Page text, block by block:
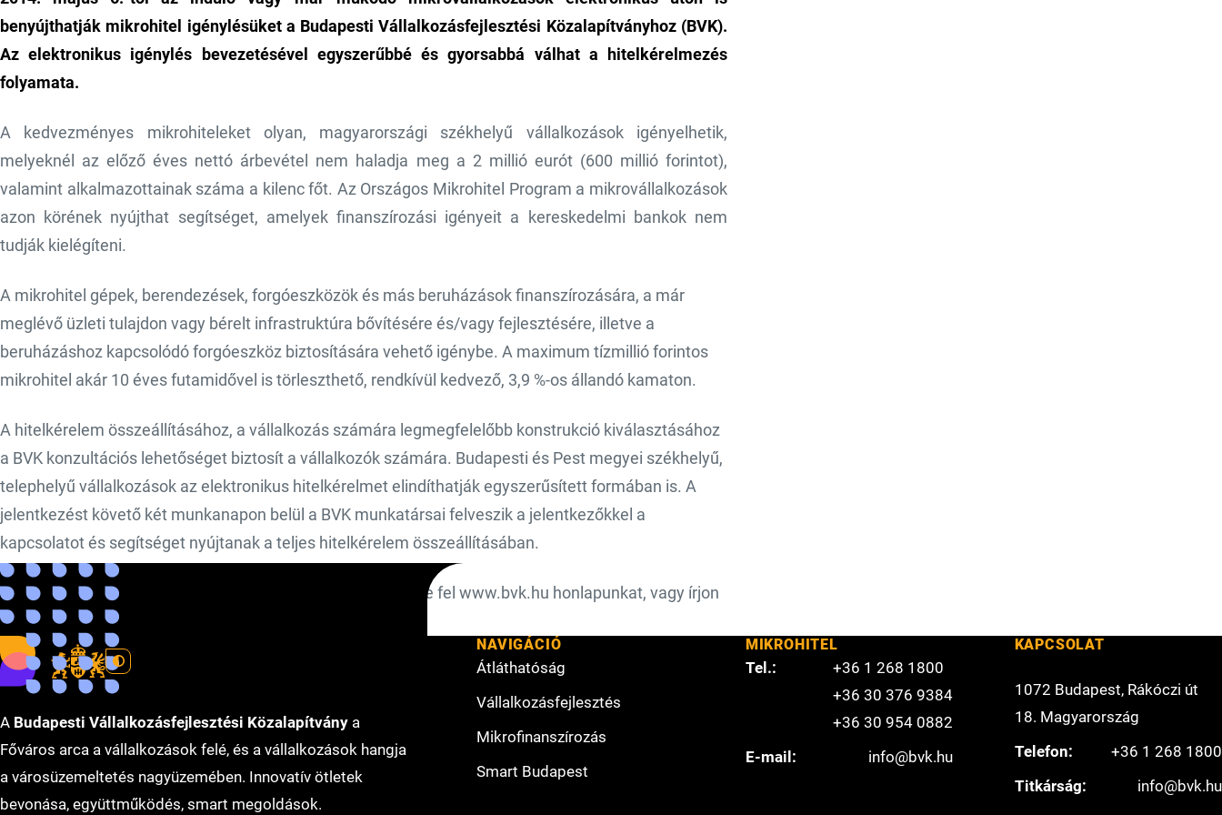
benyújthatják mikrohitel igénylésüket a Budapesti Vállalkozásfejlesztési Közalapítványhoz (BVK).
Az elektronikus igénylés bevezetésével egyszerűbbé és gyorsabbá válhat a hitelkérelmezés
folyamata.
A kedvezményes mikrohiteleket olyan, magyarországi székhelyű vállalkozások igényelhetik,
melyeknél az előző éves nettó árbevétel nem haladja meg a 2 millió eurót (600 millió forintot),
valamint alkalmazottainak száma a kilenc főt. Az Országos Mikrohitel Program a mikrovállalkozások
azon körének nyújthat segítséget, amelyek finanszírozási igényeit a kereskedelmi bankok nem
tudják kielégíteni.
A mikrohitel gépek, berendezések, forgóeszközök és más beruházások finanszírozására, a már
meglévő üzleti tulajdon vagy bérelt infrastruktúra bővítésére és/vagy fejlesztésére, illetve a
beruházáshoz kapcsolódó forgóeszköz biztosítására vehető igénybe. A maximum tízmillió forintos
mikrohitel akár 10 éves futamidővel is törleszthető, rendkívül kedvező, 3,9 %-os állandó kamaton.
A hitelkérelem összeállításához, a vállalkozás számára legmegfelelőbb konstrukció kiválasztásához
a BVK konzultációs lehetőséget biztosít a vállalkozók számára. Budapesti és Pest megyei székhelyű,
telephelyű vállalkozások az elektronikus hitelkérelmet elindíthatják egyszerűsített formában is. A
jelentkezést követő két munkanapon belül a BVK munkatársai felveszik a jelentkezőkkel a
kapcsolatot és segítséget nyújtanak a teljes hitelkérelem összeállításában.
Részletekért és a hitelkérelem benyújtásáért kérjük, keresse fel www.bvk.hu honlapunkat, vagy írjon
az info@bvk.hu e-mail címre.
A Budapesti Vállalkozásfejlesztési Közalapítvány a
Főváros arca a vállalkozások felé, és a vállalkozások hangja
a városüzemeltetés nagyüzemében. Innovatív ötletek
bevonása, együttműködés, smart megoldások.
NAVIGÁCIÓ
Átláthatóság
Vállalkozásfejlesztés
Mikrofinanszírozás
Smart Budapest
MIKROHITEL
Tel.:
+36 1 268 1800
+36 30 376 9384
+36 30 954 0882
E-mail:
info@bvk.hu
KAPCSOLAT
1072 Budapest, Rákóczi út
18. Magyarország
Telefon:
+36 1 268 1800
Titkárság:
info@bvk.hu